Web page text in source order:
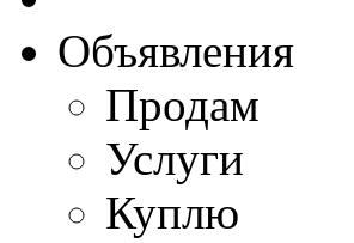
Объявления
Продам
Услуги
Куплю